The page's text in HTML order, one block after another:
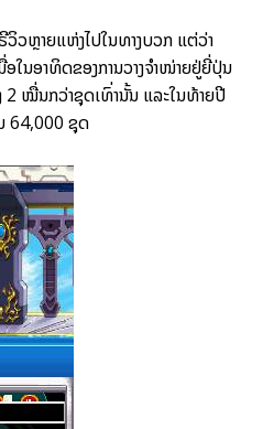
ວິວຫຼາຍແຫ່ງໄປໃນທາງບວກ ແຕ່ວ່າ
ໃນອາທິດຂອງການວາງຈຳໜ່າຍຢູ່ຍີ່ປຸ່ນ
2 ໝື່ນກວ່າຊຸດເທົ່ານັ້ນ ແລະໃນທ້າຍປີ
64,000 ຊຸດ